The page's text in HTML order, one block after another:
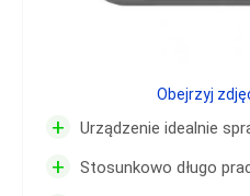
+ Urządzenie idealnie
+ Stosunkowo długo
Obejrzyj